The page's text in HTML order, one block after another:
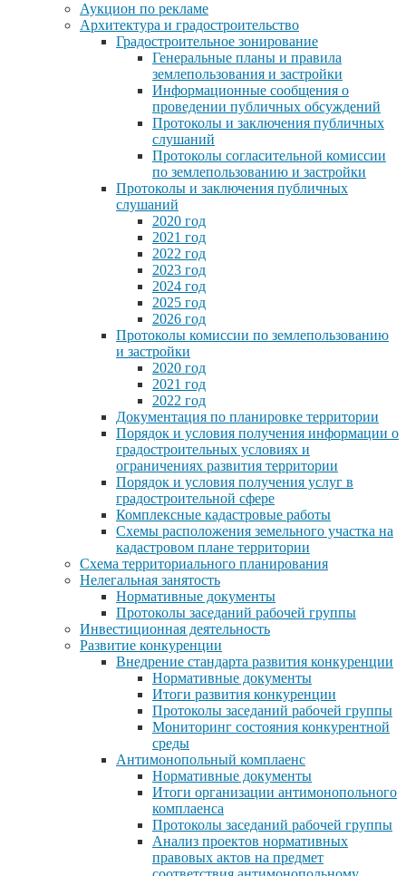
Аукцион по рекламе
Архитектура и градостроительство
Градостроительное зонирование
Генеральные планы и правила
землепользования и застройки
Информационные сообщения о
проведении публичных обсуждений
Протоколы и заключения публичных
слушаний
Протоколы согласительной комиссии
по землепользованию и застройки
Протоколы и заключения публичных
слушаний
2020 год
2021 год
2022 год
2023 год
2024 год
2025 год
2026 год
Протоколы комиссии по землепользованию
и застройки
2020 год
2021 год
2022 год
Документация по планировке территории
Порядок и условия получения информации о
градостроительных условиях и
ограничениях развития территории
Порядок и условия получения услуг в
градостроительной сфере
Комплексные кадастровые работы
Схемы расположения земельного участка на
кадастровом плане территории
Схема территориального планирования
Нелегальная занятость
Нормативные документы
Протоколы заседаний рабочей группы
Инвестиционная деятельность
Развитие конкуренции
Внедрение стандарта развития конкуренции
Нормативные документы
Итоги развития конкуренции
Протоколы заседаний рабочей группы
Мониторинг состояния конкурентной
среды
Антимонопольный комплаенс
Нормативные документы
Итоги организации антимонопольного
комплаенса
Протоколы заседаний рабочей группы
Анализ проектов нормативных
правовых актов на предмет